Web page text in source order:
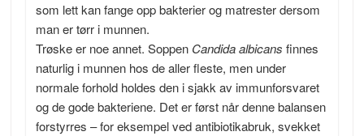
som lett kan fange opp bakterier og matrester dersom
man er tørr i munnen.
Trøske er noe annet. Soppen Candida albicans finnes
naturlig i munnen hos de aller fleste, men under
normale forhold holdes den i sjakk av immunforsvaret
og de gode bakteriene. Det er først når denne balansen
forstyrres – for eksempel ved antibiotikabruk, svekket